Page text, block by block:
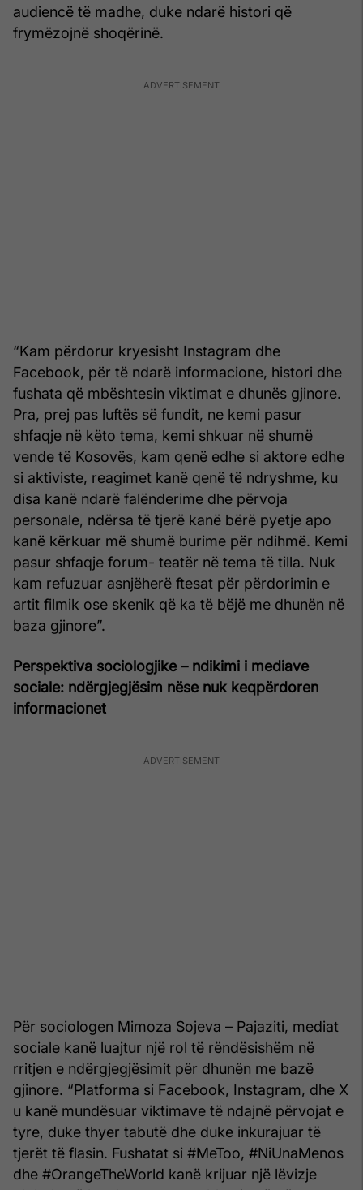
audiencë të madhe, duke ndarë histori që
frymëzojnë shoqërinë.
“Kam përdorur kryesisht Instagram dhe
Facebook, për të ndarë informacione, histori dhe
fushata që mbështesin viktimat e dhunës gjinore.
Pra, prej pas luftës së fundit, ne kemi pasur
shfaqje në këto tema, kemi shkuar në shumë
vende të Kosovës, kam qenë edhe si aktore edhe
si aktiviste, reagimet kanë qenë të ndryshme, ku
disa kanë ndarë falënderime dhe përvoja
personale, ndërsa të tjerë kanë bërë pyetje apo
kanë kërkuar më shumë burime për ndihmë. Kemi
pasur shfaqje forum- teatër në tema të tilla. Nuk
kam refuzuar asnjëherë ftesat për përdorimin e
artit filmik ose skenik që ka të bëjë me dhunën në
baza gjinore”.
Perspektiva sociologjike – ndikimi i mediave
sociale: ndërgjegjësim nëse nuk keqpërdoren
informacionet
Për sociologen Mimoza Sojeva – Pajaziti, mediat
sociale kanë luajtur një rol të rëndësishëm në
rritjen e ndërgjegjësimit për dhunën me bazë
gjinore. “Platforma si Facebook, Instagram, dhe X
u kanë mundësuar viktimave të ndajnë përvojat e
tyre, duke thyer tabutë dhe duke inkurajuar të
tjerët të flasin. Fushatat si #MeToo, #NiUnaMenos
dhe #OrangeTheWorld kanë krijuar një lëvizje